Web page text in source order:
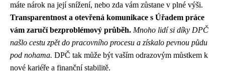
máte nárok na její snížení, nebo zda vám zůstane v plné výši.
Transparentnost a otevřená komunikace s Úřadem práce
vám zaručí bezproblémový průběh. Mnoho lidí si díky DPČ
našlo cestu zpět do pracovního procesu a získalo pevnou půdu
pod nohama. DPČ tak může být vaším odrazovým můstkem k
nové kariéře a finanční stabilitě.